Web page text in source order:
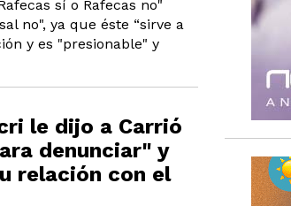
sí o Rafecas no"
no", ya que éste “sirve a
y es "presionable" y
le dijo a Carrió
denunciar" y
relación con el